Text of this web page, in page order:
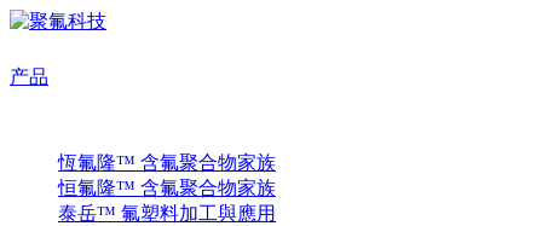
产品
恆氟隆™ 含氟聚合物家族
恒氟隆™ 含氟聚合物家族
泰岳™ 氟塑料加工與應用